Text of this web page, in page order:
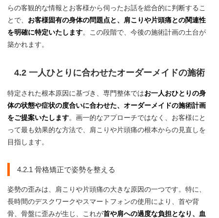
らの客観的な情報とお客様から伺ったお話を総合的に判断するこ
とで、 お客様固有の身体の問題点と、肩こりや片頭痛との関連性
を明確に特定いたします。この段階で、今後の施術計画の土台が
築かれます。
4.2 一人ひとりに合わせたオーダーメイドの施術
特定された根本原因に基づき、専門整体ではお一人おひとりの身
体の状態や症状の度合いに合わせた、オーダーメイドの施術計画
をご提案いたします。画一的なアプローチではなく、お客様にと
って最も効果的な方法で、肩こりや片頭痛の根本からの見直しを
目指します。
4.2.1 骨格矯正で姿勢を整える
姿勢の歪みは、肩こりや片頭痛の大きな原因の一つです。特に、
長時間のデスクワークやスマートフォンの使用により、首や背
骨、骨盤に歪みが生じ、これが首や肩への過度な負担となり、血